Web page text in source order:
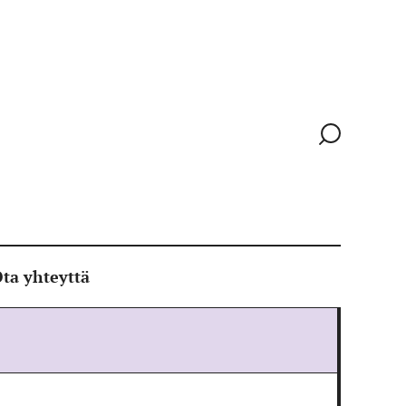
Siirry
yhteyttä